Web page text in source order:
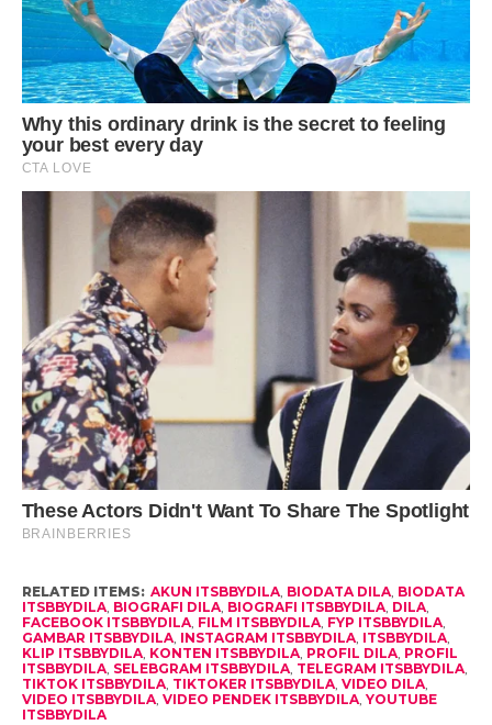
RELATED ITEMS: AKUN ITSBBYDILA, BIODATA DILA, BIODATA
ITSBBYDILA, BIOGRAFI DILA, BIOGRAFI ITSBBYDILA, DILA,
FACEBOOK ITSBBYDILA, FILM ITSBBYDILA, FYP ITSBBYDILA,
GAMBAR ITSBBYDILA, INSTAGRAM ITSBBYDILA, ITSBBYDILA,
KLIP ITSBBYDILA, KONTEN ITSBBYDILA, PROFIL DILA, PROFIL
ITSBBYDILA, SELEBGRAM ITSBBYDILA, TELEGRAM ITSBBYDILA,
TIKTOK ITSBBYDILA, TIKTOKER ITSBBYDILA, VIDEO DILA,
VIDEO ITSBBYDILA, VIDEO PENDEK ITSBBYDILA, YOUTUBE
ITSBBYDILA